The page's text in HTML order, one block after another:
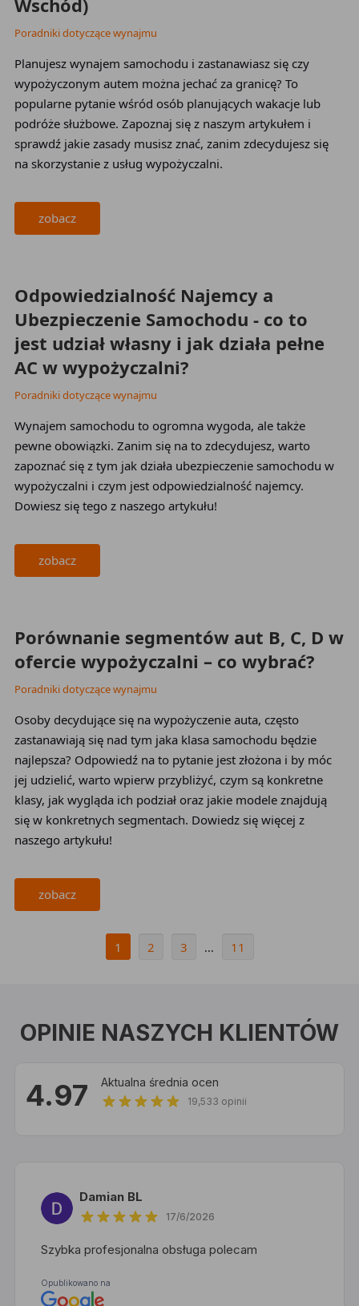
Wschód)
Poradniki dotyczące wynajmu
Planujesz wynajem samochodu i zastanawiasz się czy
wypożyczonym autem można jechać za granicę? To
popularne pytanie wśród osób planujących wakacje lub
podróże służbowe. Zapoznaj się z naszym artykułem i
sprawdź jakie zasady musisz znać, zanim zdecydujesz się
na skorzystanie z usług wypożyczalni.
zobacz
2026-03-12
Odpowiedzialność Najemcy a
Ubezpieczenie Samochodu - co to
jest udział własny i jak działa pełne
AC w wypożyczalni?
Poradniki dotyczące wynajmu
Wynajem samochodu to ogromna wygoda, ale także
pewne obowiązki. Zanim się na to zdecydujesz, warto
zapoznać się z tym jak działa ubezpieczenie samochodu w
wypożyczalni i czym jest odpowiedzialność najemcy.
Dowiesz się tego z naszego artykułu!
zobacz
2026-01-20
Porównanie segmentów aut B, C, D w
ofercie wypożyczalni – co wybrać?
Poradniki dotyczące wynajmu
Osoby decydujące się na wypożyczenie auta, często
zastanawiają się nad tym jaka klasa samochodu będzie
najlepsza? Odpowiedź na to pytanie jest złożona i by móc
jej udzielić, warto wpierw przybliżyć, czym są konkretne
klasy, jak wygląda ich podział oraz jakie modele znajdują
się w konkretnych segmentach. Dowiedz się więcej z
naszego artykułu!
zobacz
1 2 3 ... 11